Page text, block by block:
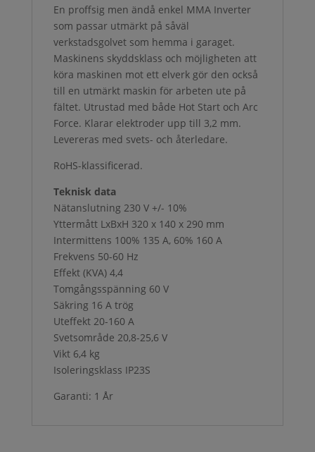
En proffsig men ändå enkel MMA Inverter
som passar utmärkt på såväl
verkstadsgolvet som hemma i garaget.
Maskinens skyddsklass och möjligheten att
köra maskinen mot ett elverk gör den också
till en utmärkt maskin för arbeten ute på
fältet. Utrustad med både Hot Start och Arc
Force. Klarar elektroder upp till 3,2 mm.
Levereras med svets- och återledare.
RoHS-klassificerad.
Teknisk data
Nätanslutning 230 V +/- 10%
Yttermått LxBxH 320 x 140 x 290 mm
Intermittens 100% 135 A, 60% 160 A
Frekvens 50-60 Hz
Effekt (KVA) 4,4
Tomgångsspänning 60 V
Säkring 16 A trög
Uteffekt 20-160 A
Svetsområde 20,8-25,6 V
Vikt 6,4 kg
Isoleringsklass IP23S
Garanti: 1 År